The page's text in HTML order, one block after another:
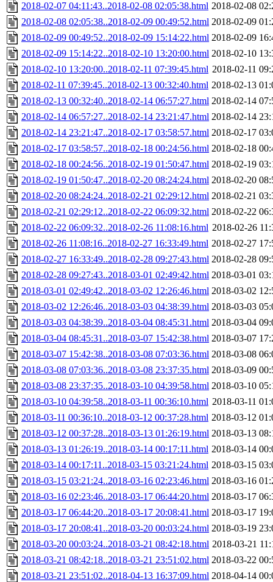
2018-02-07 04:11:43..2018-02-08 02:05:38.html 2018-02-08
2018-02-08 02:05:38..2018-02-09 00:49:52.html 2018-02-09
2018-02-09 00:49:52..2018-02-09 15:14:22.html 2018-02-09
2018-02-09 15:14:22..2018-02-10 13:20:00.html 2018-02-10
2018-02-10 13:20:00..2018-02-11 07:39:45.html 2018-02-11
2018-02-11 07:39:45..2018-02-13 00:32:40.html 2018-02-13
2018-02-13 00:32:40..2018-02-14 06:57:27.html 2018-02-14
2018-02-14 06:57:27..2018-02-14 23:21:47.html 2018-02-14
2018-02-14 23:21:47..2018-02-17 03:58:57.html 2018-02-17
2018-02-17 03:58:57..2018-02-18 00:24:56.html 2018-02-18
2018-02-18 00:24:56..2018-02-19 01:50:47.html 2018-02-19
2018-02-19 01:50:47..2018-02-20 08:24:24.html 2018-02-20
2018-02-20 08:24:24..2018-02-21 02:29:12.html 2018-02-21
2018-02-21 02:29:12..2018-02-22 06:09:32.html 2018-02-22
2018-02-22 06:09:32..2018-02-26 11:08:16.html 2018-02-26
2018-02-26 11:08:16..2018-02-27 16:33:49.html 2018-02-27
2018-02-27 16:33:49..2018-02-28 09:27:43.html 2018-02-28
2018-02-28 09:27:43..2018-03-01 02:49:42.html 2018-03-01
2018-03-01 02:49:42..2018-03-02 12:26:46.html 2018-03-02
2018-03-02 12:26:46..2018-03-03 04:38:39.html 2018-03-03
2018-03-03 04:38:39..2018-03-04 08:45:31.html 2018-03-04
2018-03-04 08:45:31..2018-03-07 15:42:38.html 2018-03-07
2018-03-07 15:42:38..2018-03-08 07:03:36.html 2018-03-08
2018-03-08 07:03:36..2018-03-08 23:37:35.html 2018-03-09
2018-03-08 23:37:35..2018-03-10 04:39:58.html 2018-03-10
2018-03-10 04:39:58..2018-03-11 00:36:10.html 2018-03-11
2018-03-11 00:36:10..2018-03-12 00:37:28.html 2018-03-12
2018-03-12 00:37:28..2018-03-13 01:26:19.html 2018-03-13
2018-03-13 01:26:19..2018-03-14 00:17:11.html 2018-03-14
2018-03-14 00:17:11..2018-03-15 03:21:24.html 2018-03-15
2018-03-15 03:21:24..2018-03-16 02:23:46.html 2018-03-16
2018-03-16 02:23:46..2018-03-17 06:44:20.html 2018-03-17
2018-03-17 06:44:20..2018-03-17 20:08:41.html 2018-03-17
2018-03-17 20:08:41..2018-03-20 00:03:24.html 2018-03-19
2018-03-20 00:03:24..2018-03-21 08:42:18.html 2018-03-21
2018-03-21 08:42:18..2018-03-21 23:51:02.html 2018-03-22
2018-03-21 23:51:02..2018-04-13 16:37:09.html 2018-04-14